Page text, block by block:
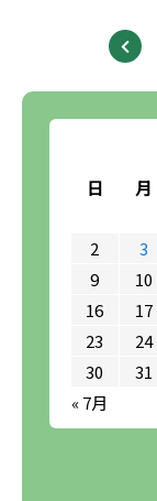
日 月
2
3
9
10
16
17
23
24
30
31
« 7月